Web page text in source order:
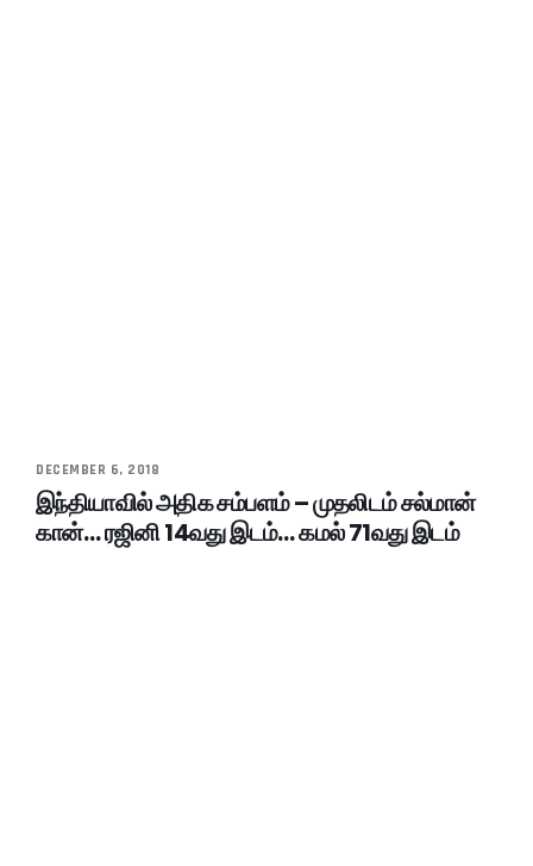
DECEMBER 6, 2018
இந்தியாவில் அதிக சம்பளம் – முதலிடம் சல்மான்
கான்… ரஜினி 14வது இடம்… கமல் 71வது இடம்